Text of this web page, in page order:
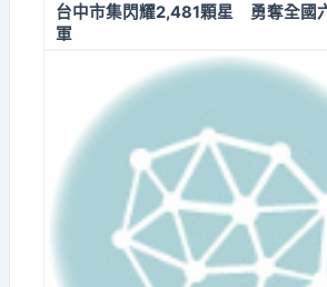
台中市集閃耀2,481顆星 勇奪全國
軍